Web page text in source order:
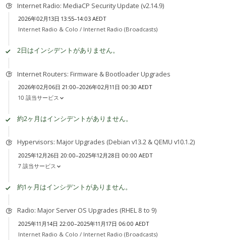
Internet Radio: MediaCP Security Update (v2.14.9)
2026年02月13日 13:55–14:03 AEDT
Internet Radio & Colo / Internet Radio (Broadcasts)
2日はインシデントがありません。
Internet Routers: Firmware & Bootloader Upgrades
2026年02月06日 21:00–2026年02月11日 00:30 AEDT
10 該当サービス
約2ヶ月はインシデントがありません。
Hypervisors: Major Upgrades (Debian v13.2 & QEMU v10.1.2)
2025年12月26日 20:00–2025年12月28日 00:00 AEDT
7 該当サービス
約1ヶ月はインシデントがありません。
Radio: Major Server OS Upgrades (RHEL 8 to 9)
2025年11月14日 22:00–2025年11月17日 06:00 AEDT
Internet Radio & Colo / Internet Radio (Broadcasts)